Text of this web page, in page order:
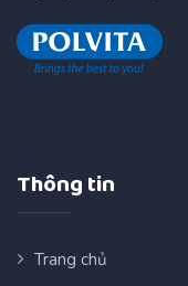
Thông tin
Trang chủ